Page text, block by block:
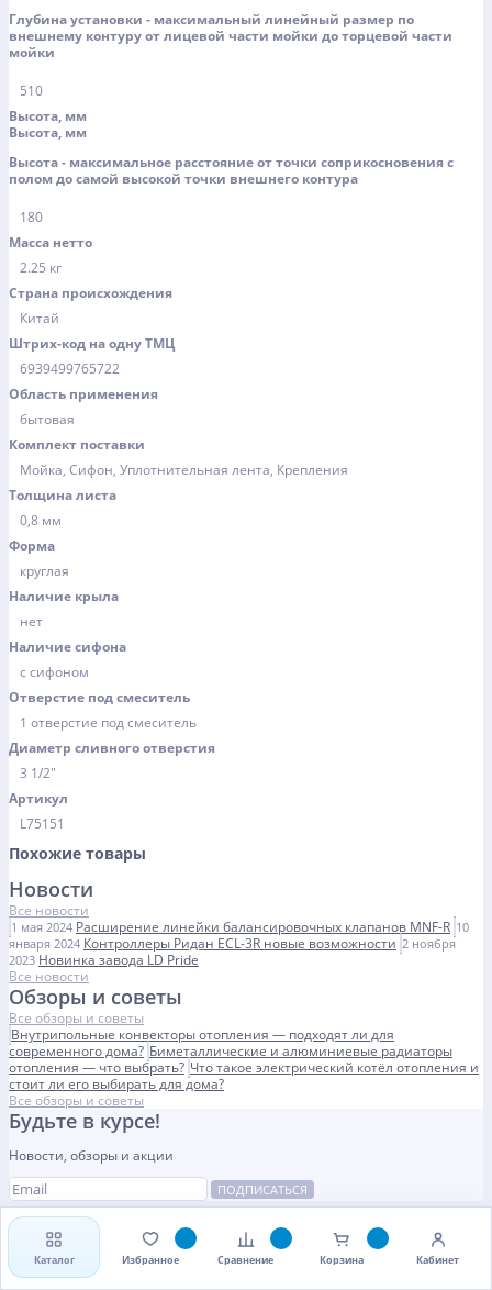
Глубина установки - максимальный линейный размер по
внешнему контуру от лицевой части мойки до торцевой части
мойки
510
Высота, мм
Высота, мм
Высота - максимальное расстояние от точки соприкосновения с
полом до самой высокой точки внешнего контура
180
Масса нетто
2.25 кг
Страна происхождения
Китай
Штрих-код на одну ТМЦ
6939499765722
Область применения
бытовая
Комплект поставки
Мойка, Сифон, Уплотнительная лента, Крепления
Толщина листа
0,8 мм
Форма
круглая
Наличие крыла
нет
Наличие сифона
с сифоном
Отверстие под смеситель
1 отверстие под смеситель
Диаметр сливного отверстия
3 1/2"
Артикул
L75151
Похожие товары
Новости
Все новости
1 мая 2024 Расширение линейки балансировочных клапанов MNF-R 10
января 2024 Контроллеры Ридан ECL-3R новые возможности 2 ноября
2023 Новинка завода LD Pride
Все новости
Обзоры и советы
Все обзоры и советы
Внутрипольные конвекторы отопления — подходят ли для
современного дома? Биметаллические и алюминиевые радиаторы
отопления — что выбрать? Что такое электрический котёл отопления и
стоит ли его выбирать для дома?
Все обзоры и советы
Будьте в курсе!
Новости, обзоры и акции
ПОДПИСАТЬСЯ
Как купить
Способы оплаты
Способы доставки
Гарантия
Каталог Избранное Сравнение Корзина Кабинет